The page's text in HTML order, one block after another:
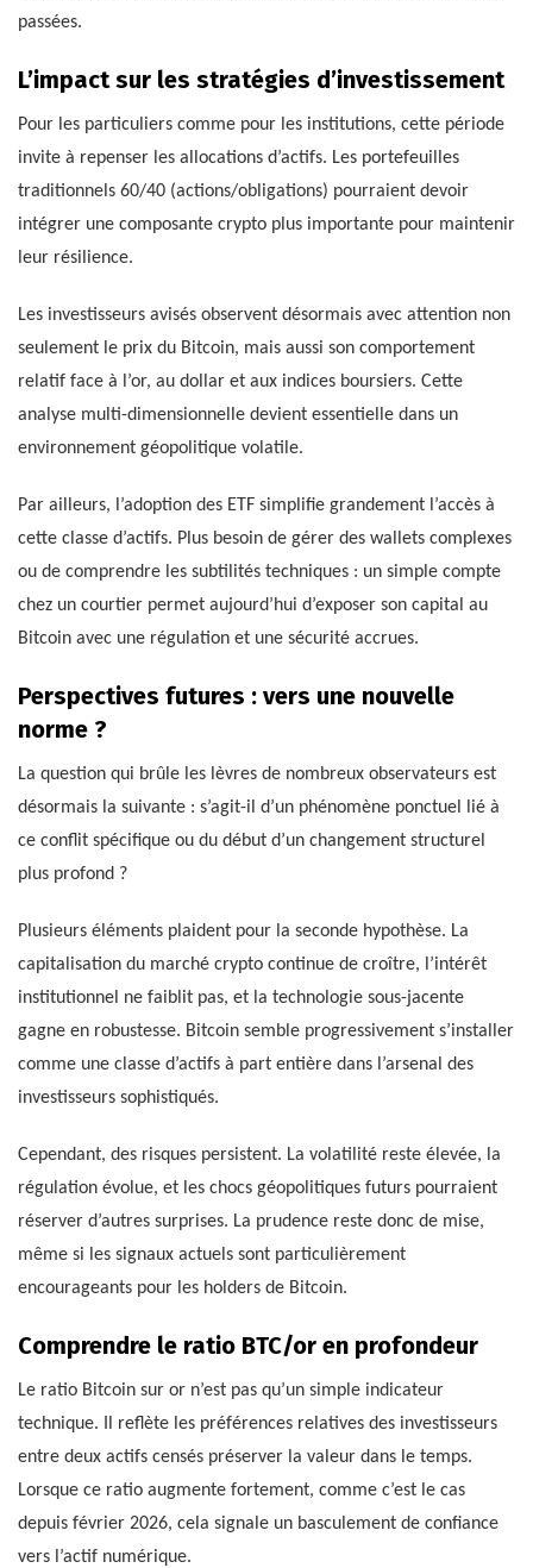
passées.
L’impact sur les stratégies d’investissement
Pour les particuliers comme pour les institutions, cette période
invite à repenser les allocations d’actifs. Les portefeuilles
traditionnels 60/40 (actions/obligations) pourraient devoir
intégrer une composante crypto plus importante pour maintenir
leur résilience.
Les investisseurs avisés observent désormais avec attention non
seulement le prix du Bitcoin, mais aussi son comportement
relatif face à l’or, au dollar et aux indices boursiers. Cette
analyse multi-dimensionnelle devient essentielle dans un
environnement géopolitique volatile.
Par ailleurs, l’adoption des ETF simplifie grandement l’accès à
cette classe d’actifs. Plus besoin de gérer des wallets complexes
ou de comprendre les subtilités techniques : un simple compte
chez un courtier permet aujourd’hui d’exposer son capital au
Bitcoin avec une régulation et une sécurité accrues.
Perspectives futures : vers une nouvelle
norme ?
La question qui brûle les lèvres de nombreux observateurs est
désormais la suivante : s’agit-il d’un phénomène ponctuel lié à
ce conflit spécifique ou du début d’un changement structurel
plus profond ?
Plusieurs éléments plaident pour la seconde hypothèse. La
capitalisation du marché crypto continue de croître, l’intérêt
institutionnel ne faiblit pas, et la technologie sous-jacente
gagne en robustesse. Bitcoin semble progressivement s’installer
comme une classe d’actifs à part entière dans l’arsenal des
investisseurs sophistiqués.
Cependant, des risques persistent. La volatilité reste élevée, la
régulation évolue, et les chocs géopolitiques futurs pourraient
réserver d’autres surprises. La prudence reste donc de mise,
même si les signaux actuels sont particulièrement
encourageants pour les holders de Bitcoin.
Comprendre le ratio BTC/or en profondeur
Le ratio Bitcoin sur or n’est pas qu’un simple indicateur
technique. Il reflète les préférences relatives des investisseurs
entre deux actifs censés préserver la valeur dans le temps.
Lorsque ce ratio augmente fortement, comme c’est le cas
depuis février 2026, cela signale un basculement de confiance
vers l’actif numérique.